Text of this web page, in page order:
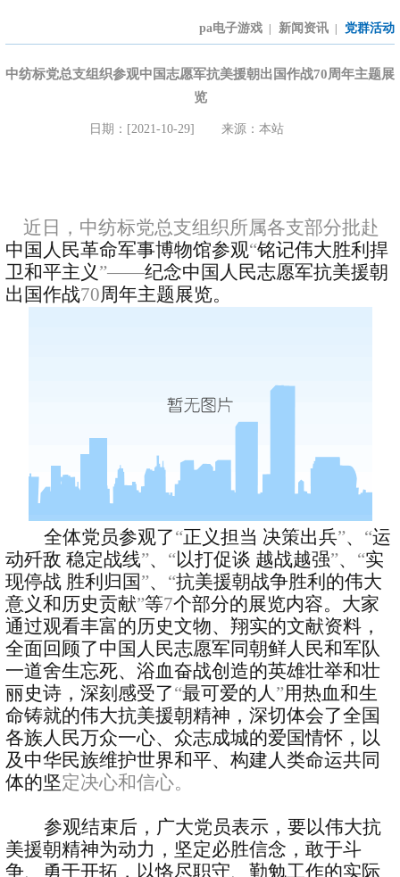
pa电子游戏 新闻资讯 党群活动
中纺标党总支组织参观中国志愿军抗美援朝出国作战70周年主题展
览
日期：[2021-10-29] 来源：本站
近日，中纺标党总支组织所属各支部分批赴
中国人民革命军事博物馆参观“铭记伟大胜利捍
卫和平主义 ”——纪念中国人民志愿军抗美援朝
出国作战70周年主题展览。
全体党员参观了“正义担当 决策出兵”、 “运
动歼敌 稳定战线”、 “以打促谈 越战越强”、 “实
现停战 胜利归国”、 “抗美援朝战争胜利的伟大
意义和历史贡献”等7个部分的展览内容。大家
通过观看丰富的历史文物、翔实的文献资料，
全面回顾了中国人民志愿军同朝鲜人民和军队
一道舍生忘死、浴血奋战创造的英雄壮举和壮
丽史诗，深刻感受了“最可爱的人”用热血和生
命铸就的伟大抗美援朝精神，深切体会了全国
各族人民万众一心、众志成城的爱国情怀，以
及中华民族维护世界和平、构建人类命运共同
体的坚定决心和信心。
参观结束后，广大党员表示，要以伟大抗
美援朝精神为动力，坚定必胜信念，敢于斗
争、勇于开拓，以恪尽职守、勤勉工作的实际